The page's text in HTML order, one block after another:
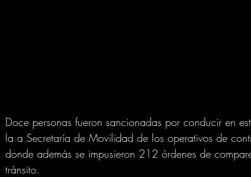
Doce personas fueron sancionadas por conducir en
la a Secretaría de Movilidad de los operativos de
donde además se impusieron 212 órdenes de
tránsito.